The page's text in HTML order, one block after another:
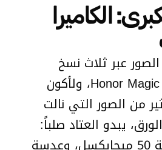
الكاميرا
عبر ثلاث نسخ
مختلفة من Honor Magic 8 Pro، ولأكون
من الصور التي نالت
يبدو العتاد صلباً:
كاميرا رئيسية بدقة 50 ميجابكسل، وعدسة